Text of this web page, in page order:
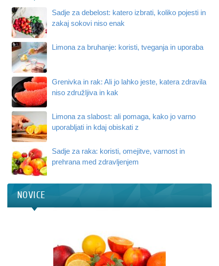
Sadje za debelost: katero izbrati, koliko pojesti in
zakaj sokovi niso enak
Limona za bruhanje: koristi, tveganja in uporaba
Grenivka in rak: Ali jo lahko jeste, katera zdravila
niso združljiva in kak
Limona za slabost: ali pomaga, kako jo varno
uporabljati in kdaj obiskati z
Sadje za raka: koristi, omejitve, varnost in
prehrana med zdravljenjem
NOVICE